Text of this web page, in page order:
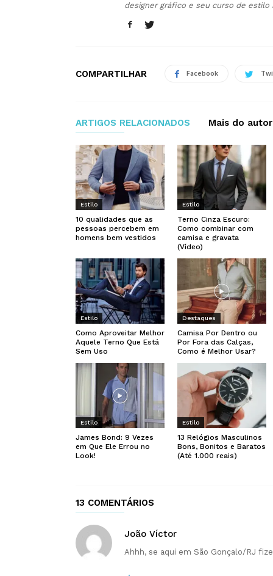
designer gráfico e seu curso de estilo
COMPARTILHAR Facebook
ARTIGOS RELACIONADOS Mais do autor
Estilo
10 qualidades que as
pessoas percebem em
homens bem vestidos
Estilo
Terno Cinza Escuro:
Como combinar com
camisa e gravata
(Vídeo)
Estilo
Como Aproveitar Melhor
Aquele Terno Que Está
Sem Uso
Destaques
Camisa Por Dentro ou
Por Fora das Calças,
Como é Melhor Usar?
Estilo
James Bond: 9 Vezes
em Que Ele Errou no
Look!
Estilo
13 Relógios Masculinos
Bons, Bonitos e Baratos
(Até 1.000 reais)
13 COMENTÁRIOS
João Víctor
Ahhh, se aqui em São Gonçalo/RJ